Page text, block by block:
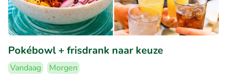
Pokébowl + frisdrank naar keuze
Vandaag
Morgen